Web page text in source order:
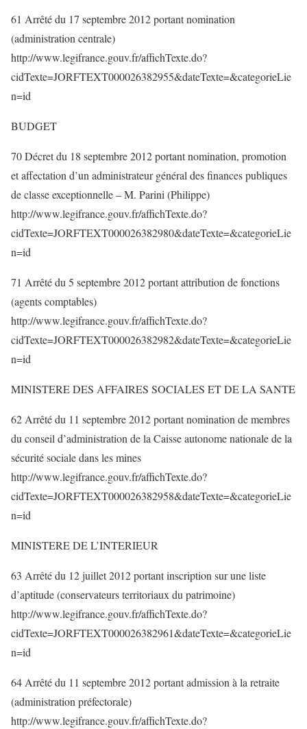
61 Arrêté du 17 septembre 2012 portant nomination
(administration centrale)
http://www.legifrance.gouv.fr/affichTexte.do?
cidTexte=JORFTEXT000026382955&dateTexte=&categorieLie
n=id
BUDGET
70 Décret du 18 septembre 2012 portant nomination, promotion
et affectation d’un administrateur général des finances publiques
de classe exceptionnelle – M. Parini (Philippe)
http://www.legifrance.gouv.fr/affichTexte.do?
cidTexte=JORFTEXT000026382980&dateTexte=&categorieLie
n=id
71 Arrêté du 5 septembre 2012 portant attribution de fonctions
(agents comptables)
http://www.legifrance.gouv.fr/affichTexte.do?
cidTexte=JORFTEXT000026382982&dateTexte=&categorieLie
n=id
MINISTERE DES AFFAIRES SOCIALES ET DE LA SANTE
62 Arrêté du 11 septembre 2012 portant nomination de membres
du conseil d’administration de la Caisse autonome nationale de la
sécurité sociale dans les mines
http://www.legifrance.gouv.fr/affichTexte.do?
cidTexte=JORFTEXT000026382958&dateTexte=&categorieLie
n=id
MINISTERE DE L’INTERIEUR
63 Arrêté du 12 juillet 2012 portant inscription sur une liste
d’aptitude (conservateurs territoriaux du patrimoine)
http://www.legifrance.gouv.fr/affichTexte.do?
cidTexte=JORFTEXT000026382961&dateTexte=&categorieLie
n=id
64 Arrêté du 11 septembre 2012 portant admission à la retraite
(administration préfectorale)
http://www.legifrance.gouv.fr/affichTexte.do?